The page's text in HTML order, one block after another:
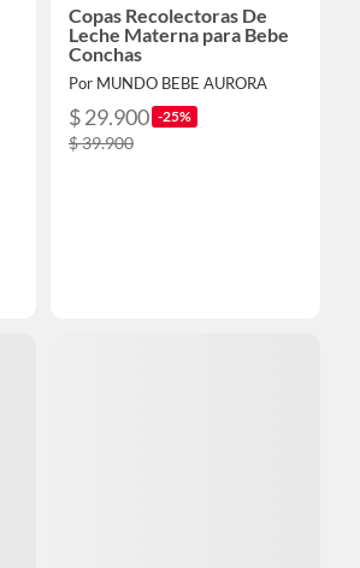
Copas Recolectoras De
Leche Materna para Bebe
Conchas
Por MUNDO BEBE AURORA
$ 29.900 -25%
$ 39.900